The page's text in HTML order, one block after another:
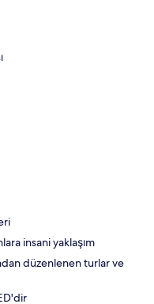
insani yaklaşım
düzenlenen turlar ve